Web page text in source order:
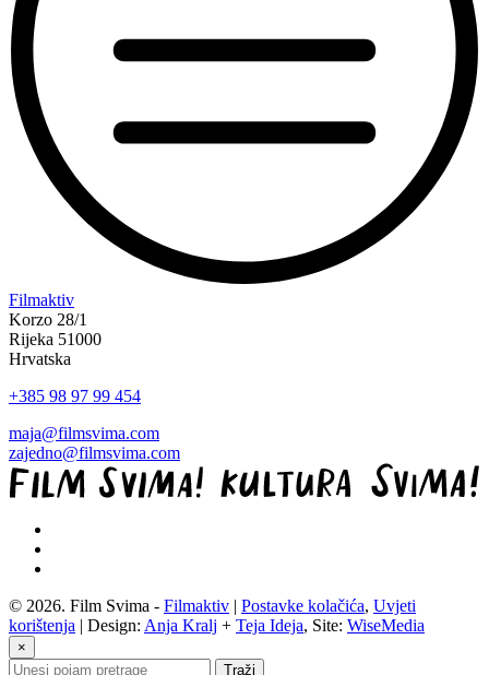
“Koke
svima
—
inkluzivna
svima
Kino
Mediteran
projekcija
u
kinu
Bačvice”
Filmaktiv
Korzo 28/1
Rijeka 51000
Hrvatska
+385 98 97 99 454
maja@filmsvima.com
zajedno@filmsvima.com
© 2026. Film Svima - Filmaktiv | Postavke kolačića, Uvjeti
korištenja | Design: Anja Kralj + Teja Ideja, Site: WiseMedia
×
Traži